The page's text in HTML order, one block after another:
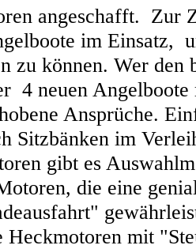
angeschafft. Zur
im Einsatz,
zu können. Wer den
4 neuen
Ansprüche.
Sitzbänken im
gibt es
die eine
Heckmotoren mit